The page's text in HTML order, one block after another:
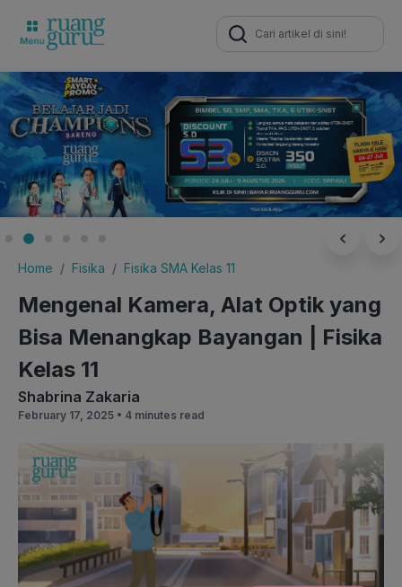
Search
for:
Home Fisika Fisika SMA Kelas 11
Mengenal Kamera, Alat Optik yang
Bisa Menangkap Bayangan | Fisika
Kelas 11
Shabrina Zakaria
February 17, 2025 • 4 minutes read